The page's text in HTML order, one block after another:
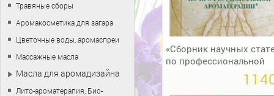
«Сборник научных
по профессиональной
Травяные сборы
Аромакосметика для загара
Цветочные воды, аромаспреи
Массажные масла
Масла для аромадизайна
Лито-ароматерапия, Био-